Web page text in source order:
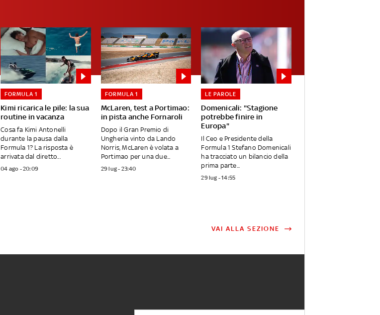
Kimi ricarica le pile: la sua
routine in vacanza
FORMULA 1
Cosa fa Kimi Antonelli
durante la pausa dalla
Formula 1? La risposta è
arrivata dal diretto...
04 ago - 20:09
McLaren, test a Portimao:
in pista anche Fornaroli
FORMULA 1
Dopo il Gran Premio di
Ungheria vinto da Lando
Norris, McLaren è volata a
Portimao per una due...
29 lug - 23:40
Domenicali: "Stagione
potrebbe finire in
Europa"
LE PAROLE
Il Ceo e Presidente della
Formula 1 Stefano Domenicali
ha tracciato un bilancio della
prima parte...
29 lug - 14:55
VAI ALLA SEZIONE